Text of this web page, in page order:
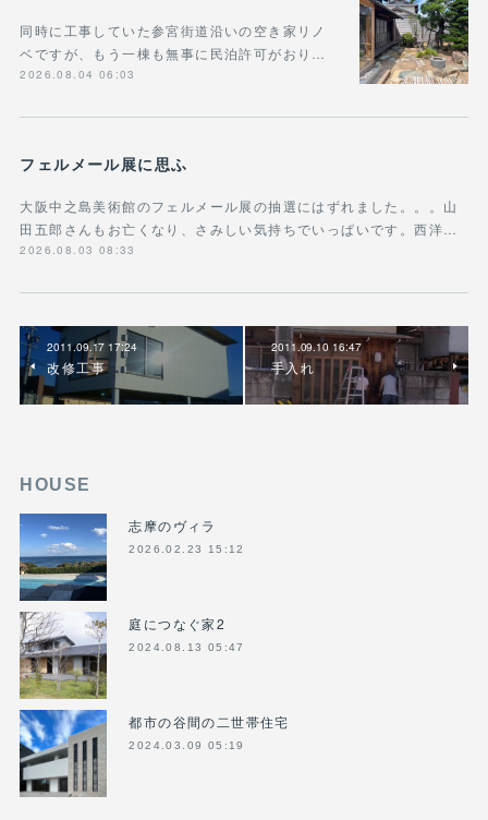
同時に工事していた参宮街道沿いの空き家リノ
ベですが、もう一棟も無事に民泊許可がおり…
2026.08.04 06:03
フェルメール展に思ふ
大阪中之島美術館のフェルメール展の抽選にはずれました。。。山
田五郎さんもお亡くなり、さみしい気持ちでいっぱいです。西洋…
2026.08.03 08:33
2011.09.17 17:24
改修工事
2011.09.10 16:47
手入れ
HOUSE
志摩のヴィラ
2026.02.23 15:12
庭につなぐ家2
2024.08.13 05:47
都市の谷間の二世帯住宅
2024.03.09 05:19